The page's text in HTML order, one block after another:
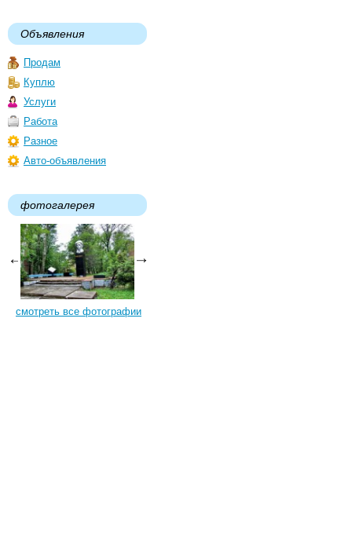
Объявления
Продам
Куплю
Услуги
Работа
Разное
Авто-объявления
фотогалерея
смотреть все фотографии